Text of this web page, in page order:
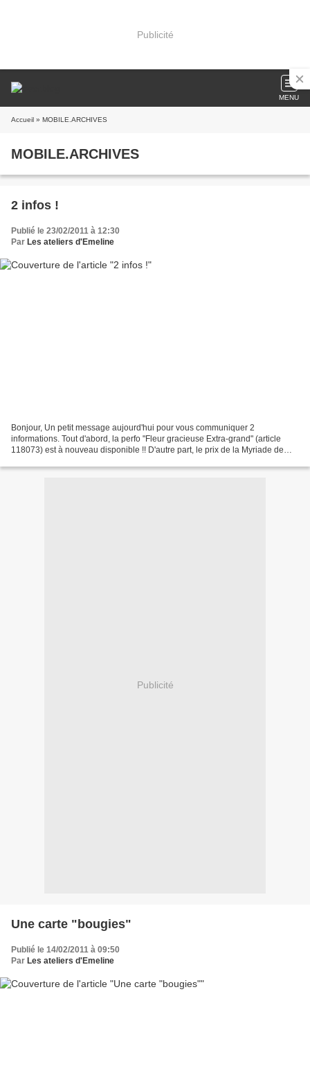
Publicité
MENU
Accueil » MOBILE.ARCHIVES
MOBILE.ARCHIVES
2 infos !
Publié le 23/02/2011 à 12:30
Par Les ateliers d'Emeline
Bonjour, Un petit message aujourd'hui pour vous communiquer 2
informations. Tout d'abord, la perfo "Fleur gracieuse Extra-grand" (article
118073) est à nouveau disponible !! D'autre part, le prix de la Myriade de
Publicité
Une carte "bougies"
Publié le 14/02/2011 à 09:50
Par Les ateliers d'Emeline